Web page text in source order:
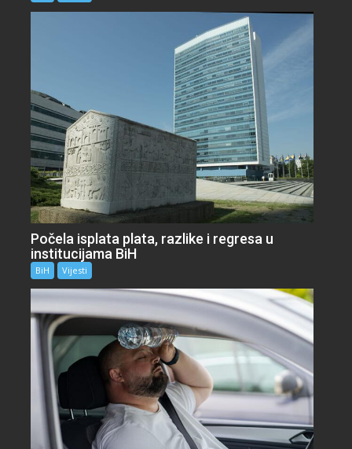
Počela isplata plata, razlike i regresa u
institucijama BiH
BiH Vijesti